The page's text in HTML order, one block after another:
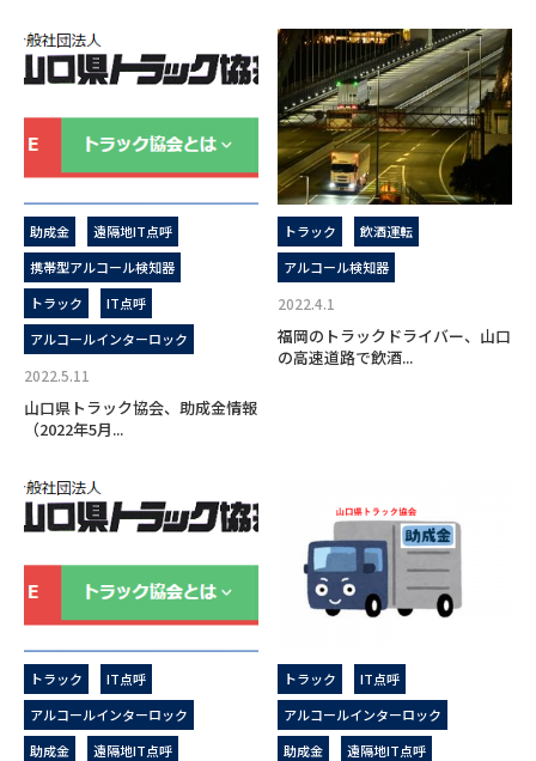
助成金
遠隔地IT点呼
携帯型アルコール検知器
トラック
IT点呼
アルコールインターロック
2022.5.11
山口県トラック協会、助成金情報
（2022年5月...
トラック
飲酒運転
アルコール検知器
2022.4.1
福岡のトラックドライバー、山口
の高速道路で飲酒...
トラック
IT点呼
アルコールインターロック
助成金
遠隔地IT点呼
トラック
IT点呼
アルコールインターロック
助成金
遠隔地IT点呼